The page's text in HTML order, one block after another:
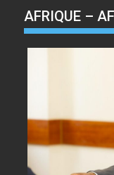
AFRIQUE –